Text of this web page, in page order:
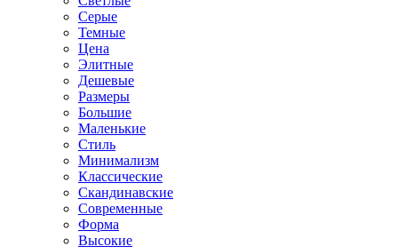
Серые
Темные
Цена
Элитные
Дешевые
Размеры
Большие
Маленькие
Стиль
Минимализм
Классические
Скандинавские
Современные
Форма
Высокие